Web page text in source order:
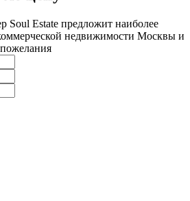
Soul Estate предложит наиболее
недвижимости Москвы и